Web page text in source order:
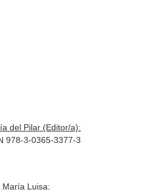
del Pilar (Editor/a):
978-3-0365-3377-3
María Luisa: